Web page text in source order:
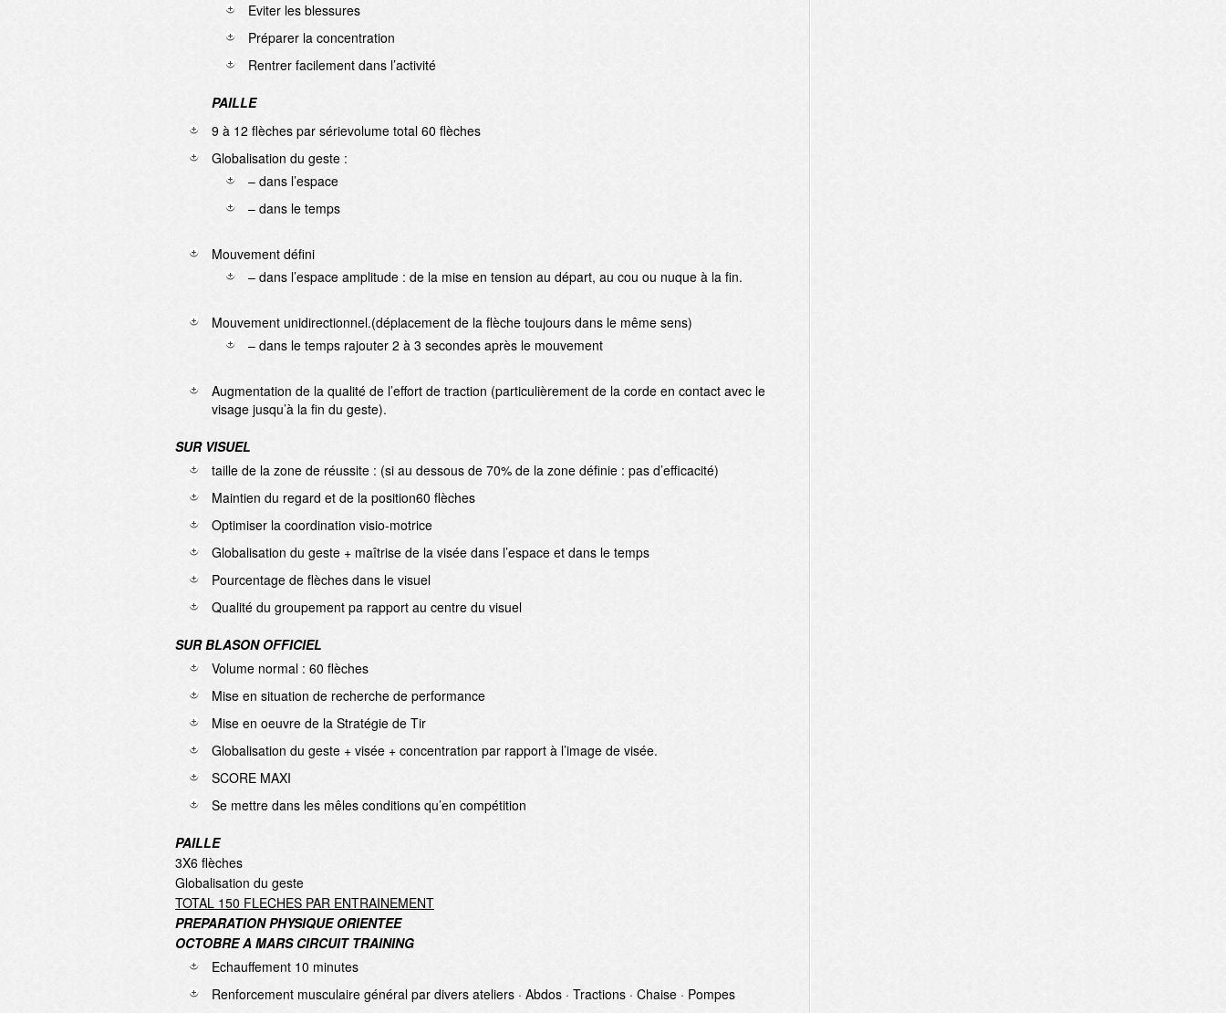
Eviter les blessures
Préparer la concentration
Rentrer facilement dans l’activité
PAILLE
9 à 12 flèches par sérievolume total 60 flèches
Globalisation du geste :
– dans l’espace
– dans le temps
Mouvement défini
– dans l’espace amplitude : de la mise en tension au départ, au cou ou nuque à la fin.
Mouvement unidirectionnel.(déplacement de la flèche toujours dans le même sens)
– dans le temps rajouter 2 à 3 secondes après le mouvement
Augmentation de la qualité de l’effort de traction (particulièrement de la corde en contact avec le
visage jusqu’à la fin du geste).
SUR VISUEL
taille de la zone de réussite : (si au dessous de 70% de la zone définie : pas d’efficacité)
Maintien du regard et de la position60 flèches
Optimiser la coordination visio-motrice
Globalisation du geste + maîtrise de la visée dans l’espace et dans le temps
Pourcentage de flèches dans le visuel
Qualité du groupement pa rapport au centre du visuel
SUR BLASON OFFICIEL
Volume normal : 60 flèches
Mise en situation de recherche de performance
Mise en oeuvre de la Stratégie de Tir
Globalisation du geste + visée + concentration par rapport à l’image de visée.
SCORE MAXI
Se mettre dans les mêles conditions qu’en compétition
PAILLE
3X6 flèches
Globalisation du geste
TOTAL 150 FLECHES PAR ENTRAINEMENT
PREPARATION PHYSIQUE ORIENTEE
OCTOBRE A MARS CIRCUIT TRAINING
Echauffement 10 minutes
Renforcement musculaire général par divers ateliers · Abdos · Tractions · Chaise · Pompes